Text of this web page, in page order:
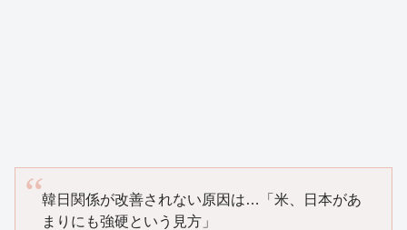
韓日関係が改善されない原因は…「米、日本があ
まりにも強硬という見方」